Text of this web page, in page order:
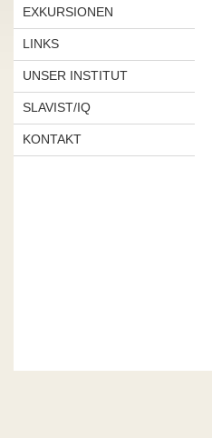
EXKURSIONEN
LINKS
UNSER INSTITUT
SLAVIST/IQ
KONTAKT